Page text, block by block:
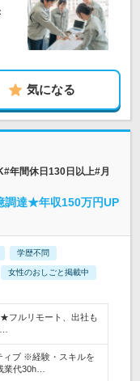
気になる
年間休日130日以上#月
調達★年収150万円UP
学歴不問
女性のおしごと掲載中
★フルリモート、出社も
ィブ ※経験・スキルを
業代30h…